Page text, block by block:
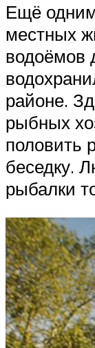
Ещё
местных
водоёмов
районе.
рыбных
половить
беседку.
рыбалки